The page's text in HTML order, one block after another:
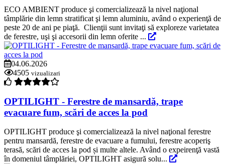
ECO AMBIENT produce şi comercializează la nivel naţional
tâmplărie din lemn stratificat şi lemn aluminiu, având o experienţă de
peste 20 de ani pe piaţă. Clienţii sunt invitaţi să exploreze varietatea
de ferestre, uşi şi accesorii din lemn oferite ...
04.06.2026
4505 vizualizari
OPTILIGHT - Ferestre de mansardă, trape
evacuare fum, scări de acces la pod
OPTILIGHT produce şi comercializează la nivel naţional ferestre
pentru mansardă, ferestre de evacuare a fumului, ferestre acoperiş
terasă, scări de acces la pod și multe altele. Având o expeirenţă vastă
în domeniul tâmplăriei, OPTILIGHT asigură solu...